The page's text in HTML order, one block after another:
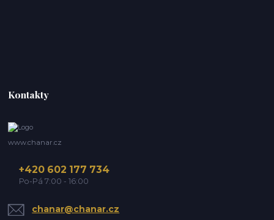
Kontakty
www.chanar.cz
+420 602 177 734
Po-Pá 7:00 - 16:00
chanar@chanar.cz